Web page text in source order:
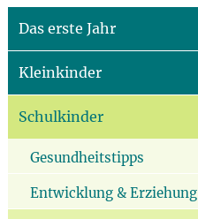
Das erste Jahr
Kleinkinder
Schulkinder
Gesundheitstipps
Entwicklung & Erziehung